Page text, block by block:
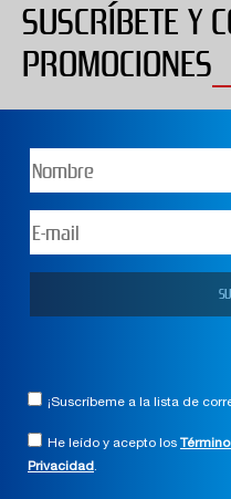
SUSCRÍBETE Y
PROMOCIONES
¡Suscríbeme a la lista de
He leído y acepto los
Privacidad.